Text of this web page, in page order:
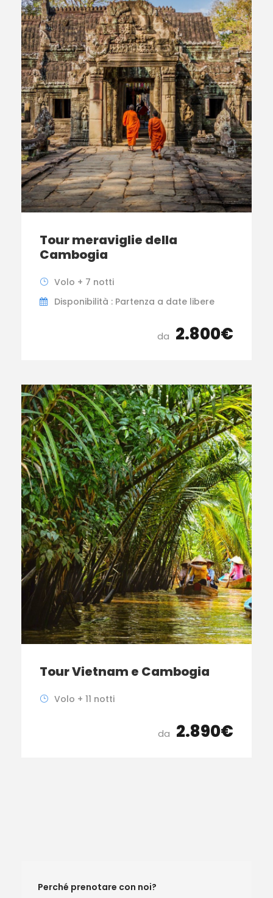
Tour meraviglie della
Cambogia
Volo + 7 notti
Disponibilità : Partenza a date libere
da 2.800€
Tour Vietnam e Cambogia
Volo + 11 notti
da 2.890€
Perché prenotare con noi?